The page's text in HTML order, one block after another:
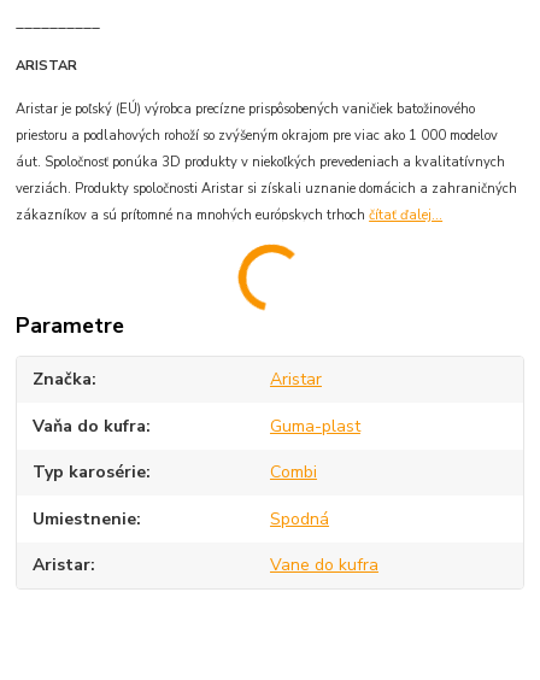
ARISTAR
Aristar je poľský (EÚ) výrobca precízne prispôsobených vaničiek batožinového
priestoru a podlahových rohoží so zvýšeným okrajom pre viac ako 1 000 modelov
áut. Spoločnosť ponúka 3D produkty v niekoľkých prevedeniach a kvalitatívnych
verziách. Produkty spoločnosti Aristar si získali uznanie domácich a zahraničných
zákazníkov a sú prítomné na mnohých európskych trhochčítať ďalej...
Parametre
Značka Aristar
Vaňa do kufra Guma-plast
Typ karosérie Combi
Umiestnenie Spodná
Aristar Vane do kufra